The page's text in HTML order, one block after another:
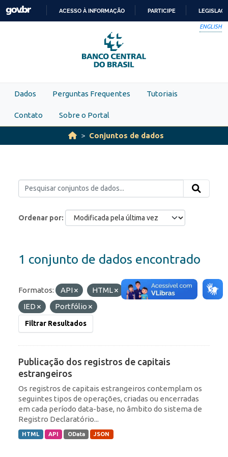
Skip to main content
PARA
O
CONTEÚDO
ACESSO À INFORMAÇÃO PARTICIPE
ENGLISH
Dados Perguntas Frequentes Tutoriais
Contato Sobre o Portal
Conjuntos de dados
Ordenar por
1 conjunto de dados encontrado
Formatos: API HTML Etiquetas:
ROF
IED
Portfólio
Filtrar Resultados
Publicação dos registros de capitais
estrangeiros
Os registros de capitais estrangeiros contemplam os
seguintes tipos de operações, criadas ou encerradas
em cada período data-base, no âmbito do sistema de
Registro Declaratório...
HTML API OData JSON